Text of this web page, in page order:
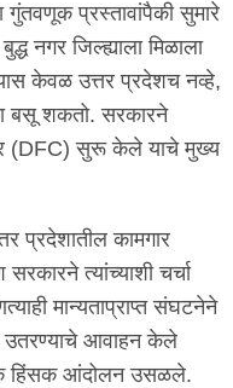
गुंतवणूक प्रस्तावांपैकी सुमारे
नगर जिल्ह्याला मिळाला
केवळ उत्तर प्रदेशच नव्हे,
बसू शकतो. सरकारने
(DFC) सुरू केले याचे मुख्य
प्रदेशातील कामगार
त्यांच्याशी चर्चा
मान्यताप्राप्त संघटनेने
उतरण्याचे आवाहन केले
हिंसक आंदोलन उसळले.